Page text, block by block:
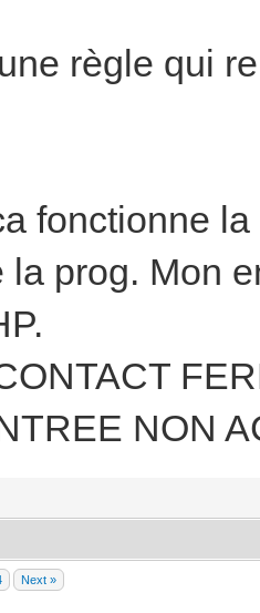
règle qui
fonctionne
la prog. Mon
NON
Next »